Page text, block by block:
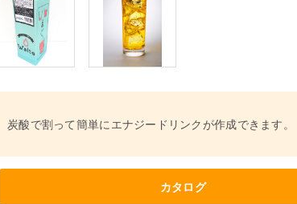
炭酸で割って簡単にエナジードリンクが作成できます。
カタログ